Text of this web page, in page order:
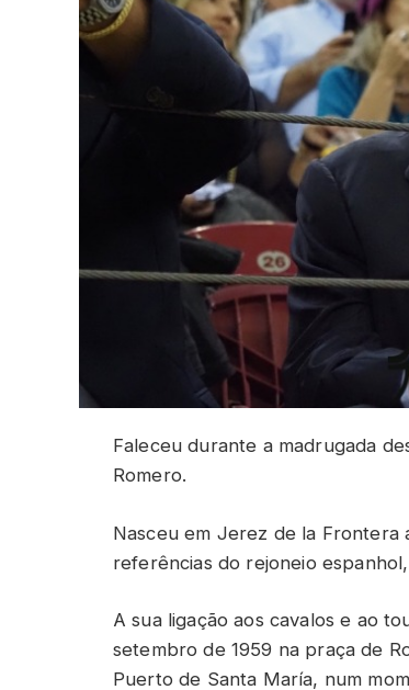
Faleceu durante a madrugada
Romero.
Nasceu em Jerez de la Frontera
referências do rejoneio
A sua ligação aos cavalos e ao
setembro de 1959 na praça de
Puerto de Santa María, num